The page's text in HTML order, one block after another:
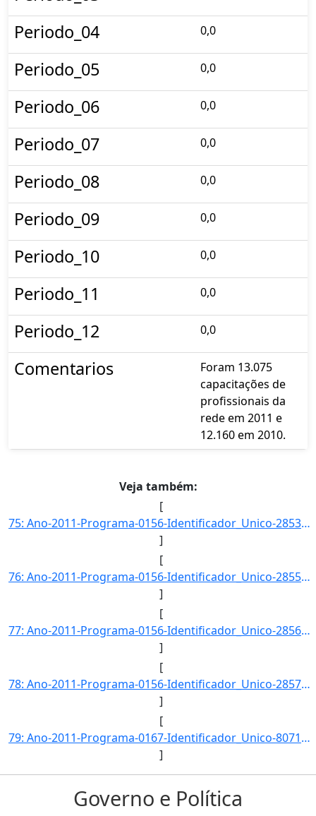
Periodo_04 0,0
Periodo_05 0,0
Periodo_06 0,0
Periodo_07 0,0
Periodo_08 0,0
Periodo_09 0,0
Periodo_10 0,0
Periodo_11 0,0
Periodo_12 0,0
Comentarios
Foram 13.075
capacitações de
profissionais da
rede em 2011 e
12.160 em 2010.
Veja também:
[
75: Ano-2011-Programa-0156-Identificador_Unico-2853-Descricao-Evolucao_do_Numero_de_Registros_de_Ocorren]
]
[
76: Ano-2011-Programa-0156-Identificador_Unico-2855-Descricao-Proporcao_de_Denuncias_de_Violencia_Fisica]
]
[
77: Ano-2011-Programa-0156-Identificador_Unico-2856-Descricao-Proporcao_de_Denuncias_de_Violencia_Psicol]
]
[
78: Ano-2011-Programa-0156-Identificador_Unico-2857-Descricao-Proporcao_de_Denuncias_de_Violencia_Sexual]
]
[
79: Ano-2011-Programa-0167-Identificador_Unico-8071-Descricao-Numero_de_Registros_de_Bens_Culturais_de_N]
]
Governo e Política